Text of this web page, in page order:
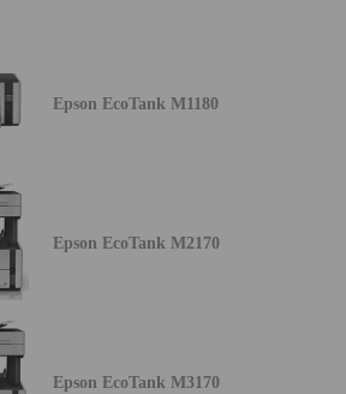
Epson EcoTank M1180
Epson EcoTank M2170
Epson EcoTank M3170